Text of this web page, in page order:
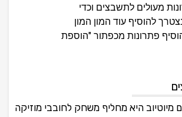
מעולים לתשבצים וכדי
להוסיף עוד המון המון
פתרונות מכפתור "הוספת
מיוטיוב היא מחליף משחק לחובבי מוזיקה